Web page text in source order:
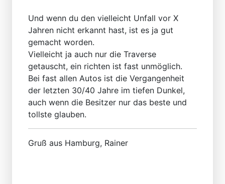
Und wenn du den vielleicht Unfall vor X
Jahren nicht erkannt hast, ist es ja gut
gemacht worden.
Vielleicht ja auch nur die Traverse
getauscht, ein richten ist fast unmöglich.
Bei fast allen Autos ist die Vergangenheit
der letzten 30/40 Jahre im tiefen Dunkel,
auch wenn die Besitzer nur das beste und
tollste glauben.
Gruß aus Hamburg, Rainer